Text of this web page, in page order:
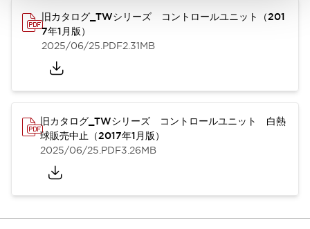
旧カタログ_TWシリーズ コントロールユニット（201
7年1月版）
2025/06/25.PDF2.31MB
旧カタログ_TWシリーズ コントロールユニット 白熱
球販売中止（2017年1月版）
2025/06/25.PDF3.26MB